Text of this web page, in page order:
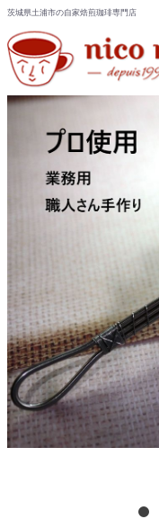
茨城県土浦市の自家焙煎珈琲専門店